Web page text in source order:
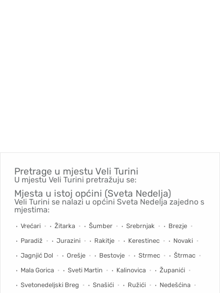
Pretrage u mjestu Veli Turini
U mjestu Veli Turini pretražuju se:
Mjesta u istoj općini (Sveta Nedelja)
Veli Turini se nalazi u općini Sveta Nedelja zajedno s
mjestima:
Vrećari Žitarka Šumber Srebrnjak
Brezje
Paradiž
Jurazini Rakitje Kerestinec
Novaki
Jagnjić Dol
Orešje Bestovje Strmec
Štrmac
Mala Gorica
Sveti Martin Kalinovica
Županići
Svetonedeljski Breg
Snašići Ružići
Nedešćina